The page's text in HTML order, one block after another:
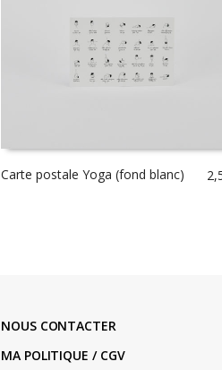
Carte postale Yoga (fond blanc)
NOUS CONTACTER
MA POLITIQUE / CGV